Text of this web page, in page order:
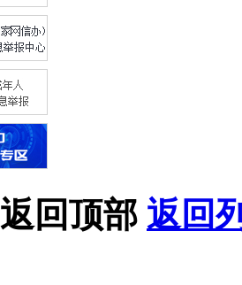
返回顶部 返回